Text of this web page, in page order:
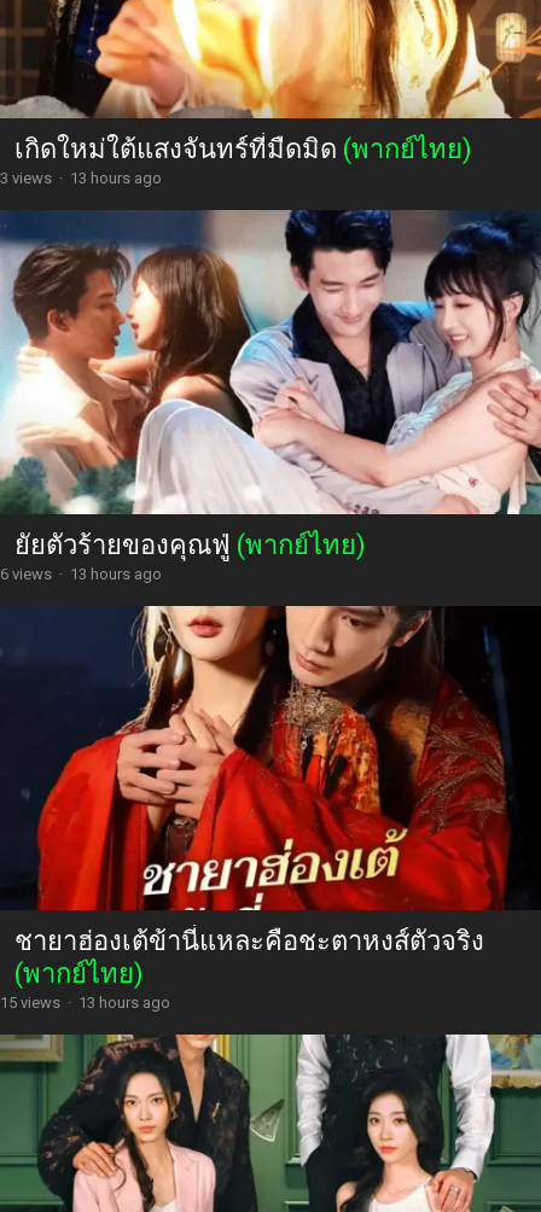
เกิดใหม่ใต้แสงจันทร์ที่มืดมิด (พากย์ไทย)
3 views · 13 hours ago
ยัยตัวร้ายของคุณฟู่ (พากย์ไทย)
6 views · 13 hours ago
ชายาฮ่องเต้ข้านี่แหละคือชะตาหงส์ตัวจริง
(พากย์ไทย)
15 views · 13 hours ago